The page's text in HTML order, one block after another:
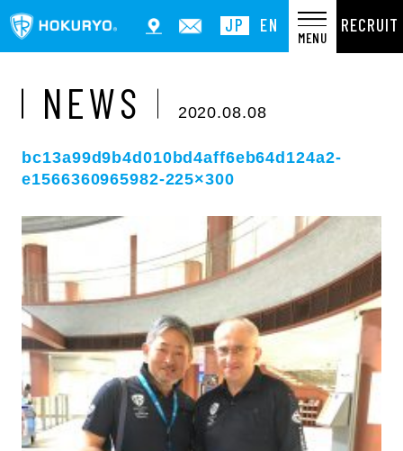
JP EN
MENU
RECRUIT
NEWS 2020.08.08
bc13a99d9b4d010bd4aff6eb64d124a2-
e1566360965982-225×300